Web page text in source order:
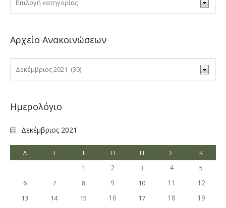
Αρχείο Ανακοινώσεων
Ημερολόγιο
Δεκέμβριος 2021
Δ Τ Τ Π Π Σ
Κ
1
2 3 4
5
6
7 8 9 10 11 12
13 14 15 16 17 18 19